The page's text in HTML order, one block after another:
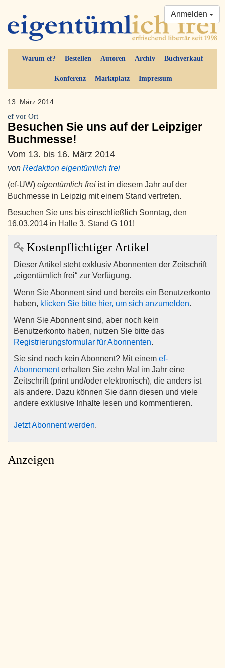
Warum ef? Bestellen Autoren Archiv Buchverkauf
Konferenz Marktplatz Impressum
Anmelden
13. März 2014
ef vor Ort
Besuchen Sie uns auf der Leipziger
Buchmesse!
Vom 13. bis 16. März 2014
von Redaktion eigentümlich frei
(ef-UW) eigentümlich frei ist in diesem Jahr auf der
Buchmesse in Leipzig mit einem Stand vertreten.
Besuchen Sie uns bis einschließlich Sonntag, den
16.03.2014 in Halle 3, Stand G 101!
Kostenpflichtiger Artikel
Dieser Artikel steht exklusiv Abonnenten der Zeitschrift
„eigentümlich frei“ zur Verfügung.
Wenn Sie Abonnent sind und bereits ein Benutzerkonto
haben, klicken Sie bitte hier, um sich anzumelden.
Wenn Sie Abonnent sind, aber noch kein
Benutzerkonto haben, nutzen Sie bitte das
Registrierungsformular für Abonnenten.
Sie sind noch kein Abonnent? Mit einem ef-
Abonnementerhalten Sie zehn Mal im Jahr eine
Zeitschrift (print und/oder elektronisch), die anders ist
als andere. Dazu können Sie dann diesen und viele
andere exklusive Inhalte lesen und kommentieren.
Jetzt Abonnent werden.
Anzeigen